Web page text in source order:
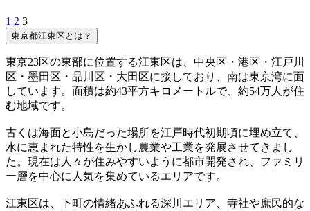
1 2 3
東京都江東区とは？
東京23区の東部に位置する江東区は、中央区・港区・江戸川
区・墨田区・品川区・大田区に接しており、南は東京湾に面
しています。面積は約43平方キロメートルで、約54万人が住
む地域です。
古くは海面と小島だった場所を江戸時代初期頃に埋め立て、
水に恵まれた特性を生かし農業や工業を発展させてきまし
た。現在は人々が住みやすいように都市開発され、ファミリ
ー層を中心に人気を集めているエリアです。
江東区は、下町の情緒あふれる深川エリア、寺社や庶民的な